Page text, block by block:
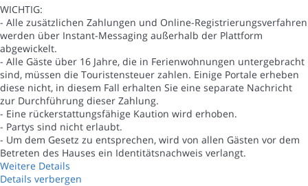
WICHTIG:
- Alle zusätzlichen Zahlungen und Online-Registrierungsverfahren
werden über Instant-Messaging außerhalb der Plattform
abgewickelt.
- Alle Gäste über 16 Jahre, die in Ferienwohnungen untergebracht
sind, müssen die Touristensteuer zahlen. Einige Portale erheben
diese nicht, in diesem Fall erhalten Sie eine separate Nachricht
zur Durchführung dieser Zahlung.
- Eine rückerstattungsfähige Kaution wird erhoben.
- Partys sind nicht erlaubt.
- Um dem Gesetz zu entsprechen, wird von allen Gästen vor dem
Betreten des Hauses ein Identitätsnachweis verlangt.
Weitere Details
Details verbergen